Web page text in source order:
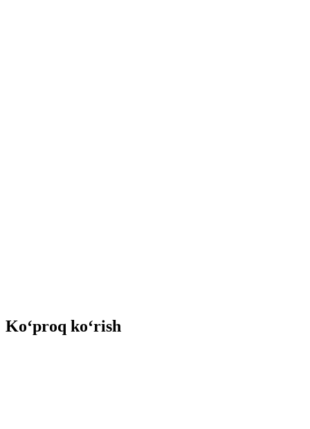
Ko‘proq ko‘rish